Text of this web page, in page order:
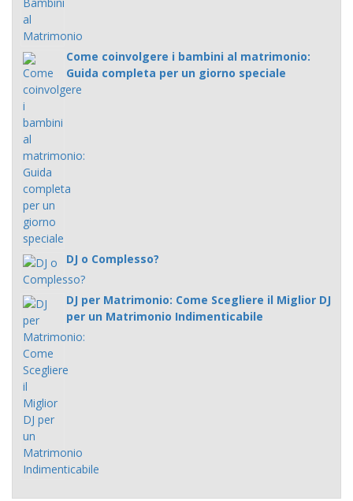
Come coinvolgere i bambini al matrimonio:
Guida completa per un giorno speciale
DJ o Complesso?
DJ per Matrimonio: Come Scegliere il Miglior DJ
per un Matrimonio Indimenticabile